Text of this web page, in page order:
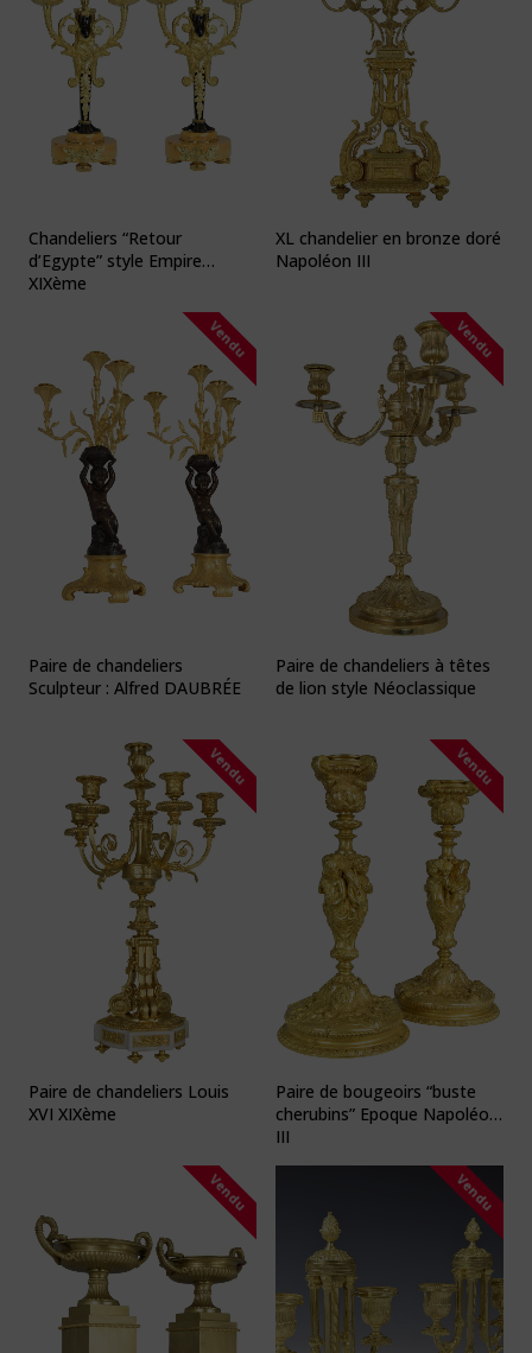
Chandeliers “Retour
d’Egypte” style Empire
XIXème
XL chandelier en bronze doré
Napoléon III
Vendu
Paire de chandeliers
Sculpteur : Alfred DAUBRÉE
Vendu
Paire de chandeliers à têtes
de lion style Néoclassique
Vendu
Paire de chandeliers Louis
XVI XIXème
Vendu
Paire de bougeoirs “buste
cherubins” Epoque Napoléon
III
Vendu Vendu